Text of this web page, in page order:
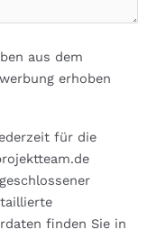
aus dem
erhoben
für die
finden Sie in